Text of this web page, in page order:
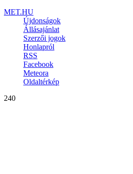
MET.HU
Újdonságok
Állásajánlat
Szerzői jogok
Honlapról
RSS
Facebook
Meteora
Oldaltérkép
240